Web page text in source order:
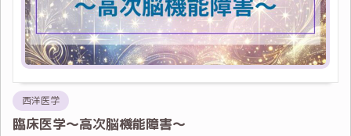
西洋医学
臨床医学～高次脳機能障害～